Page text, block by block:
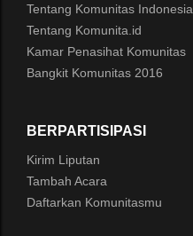
Tentang Komunitas Indonesia
Tentang Komunita.id
Kamar Penasihat Komunitas
Bangkit Komunitas 2016
BERPARTISIPASI
Kirim Liputan
Tambah Acara
Daftarkan Komunitasmu